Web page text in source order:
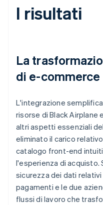
I risultati
La
di e-commerce
L'integrazione
risorse di Black Airplane
altri aspetti essenziali
eliminato il carico
catalogo front-end
l'esperienza di acquisto.
sicurezza dei dati
pagamenti e le due
flussi di lavoro che